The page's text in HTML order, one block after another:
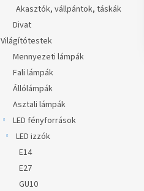
Akasztók, vállpántok, táskák
Divat
Világítótestek
Mennyezeti lámpák
Fali lámpák
Állólámpák
Asztali lámpák
LED fényforrások
LED izzók
E14
E27
GU10